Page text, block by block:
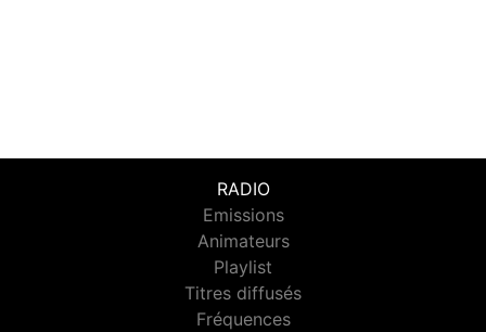
RADIO
Emissions
Animateurs
Playlist
Titres diffusés
Fréquences